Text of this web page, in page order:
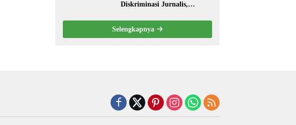
Diskriminasi Jurnalis,
Satukan Langkah Bangun
Negeri
Selengkapnya